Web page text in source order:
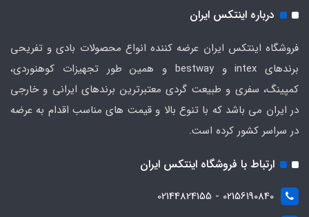
درباره اینتکس ایران
فروشگاه اینتکس ایران عرضه کننده انواع محصولات بادی و تفریحی
برندهای intex و bestway و همین طور تجهیزات کوهنوردی،
کمپینگ، سفری و طبیعت گردی معتبرترین برندهای ایرانی و خارجی
در ایران می باشد که با تنوع بالا و قیمت های مناسب اقدام به عرضه
در سراسر کشور کرده است.
ارتباط با فروشگاه اینتکس ایران
02156190840 - 02144824155